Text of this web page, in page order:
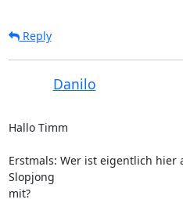
Reply
Danilo
Hallo Timm
Erstmals: Wer ist eigentlich hier
Slopjong
mit?